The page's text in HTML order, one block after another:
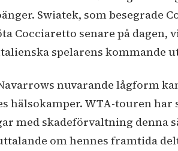
Swiatek, som besegrade
Cocciaretto senare på dagen,
spelarens kommande
nuvarande lågform
hälsokamper. WTA-touren har
med skadeförvaltning denna
om hennes framtida